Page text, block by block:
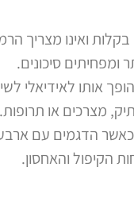
ואינו מצריך
סיכונים.
אותו לאידיאלי
מצרכים או תרופות.
במגוון דגמים, עם 3 או 4
הקיפול והאחסון.